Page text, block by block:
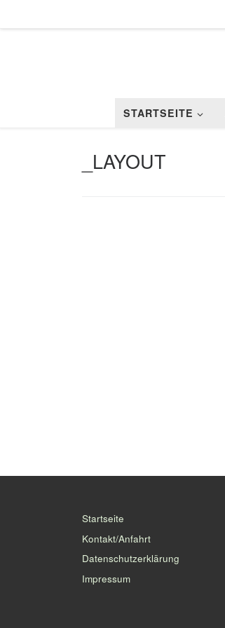
STARTSEITE
_LAYOUT
Startseite
Kontakt/Anfahrt
Datenschutzerklärung
Impressum